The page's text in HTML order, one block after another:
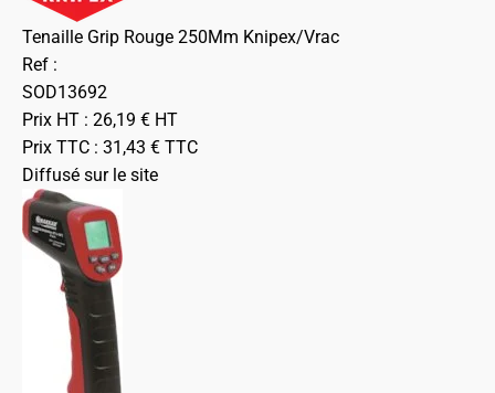
Tenaille Grip Rouge 250Mm Knipex/Vrac
Ref :
SOD13692
Prix HT : 26,19 € HT
Prix TTC : 31,43 € TTC
Diffusé sur le site